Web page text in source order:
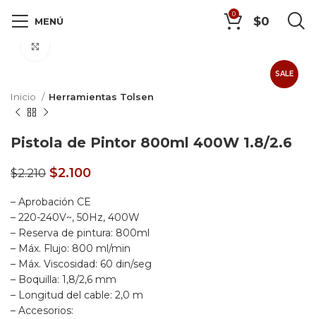
MENÚ
0 $0
SALE
Inicio Herramientas Tolsen
Pistola de Pintor 800ml 400W 1.8/2.6
$2.210 $2.100
– Aprobación CE
– 220-240V~, 50Hz, 400W
– Reserva de pintura: 800ml
– Máx. Flujo: 800 ml/min
– Máx. Viscosidad: 60 din/seg
– Boquilla: 1,8/2,6 mm
– Longitud del cable: 2,0 m
– Accesorios: